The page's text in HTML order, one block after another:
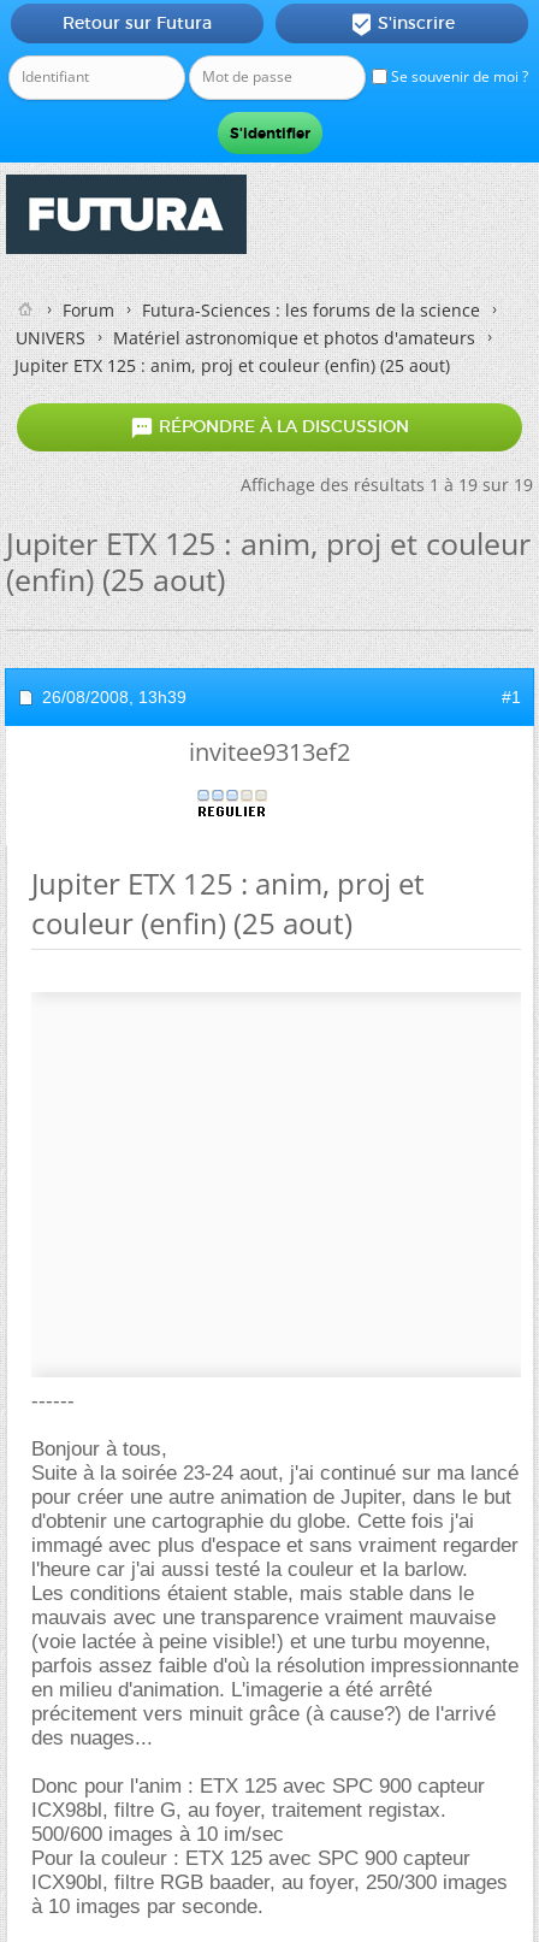
Se souvenir de moi ?
Retour sur Futura  S'inscrire
Forum
Futura-Sciences : les forums de la science
UNIVERS
Matériel astronomique et photos d'amateurs
Jupiter ETX 125 : anim, proj et couleur (enfin) (25 aout)
 RÉPONDRE À LA DISCUSSION
Affichage des résultats 1 à 19 sur 19
Jupiter ETX 125 : anim, proj et couleur
(enfin) (25 aout)
26/08/2008, 13h39 #1
invitee9313ef2
Jupiter ETX 125 : anim, proj et
couleur (enfin) (25 aout)
------
Bonjour à tous,
Suite à la soirée 23-24 aout, j'ai continué sur ma lancé
pour créer une autre animation de Jupiter, dans le but
d'obtenir une cartographie du globe. Cette fois j'ai
immagé avec plus d'espace et sans vraiment regarder
l'heure car j'ai aussi testé la couleur et la barlow.
Les conditions étaient stable, mais stable dans le
mauvais avec une transparence vraiment mauvaise
(voie lactée à peine visible!) et une turbu moyenne,
parfois assez faible d'où la résolution impressionnante
en milieu d'animation. L'imagerie a été arrêté
précitement vers minuit grâce (à cause?) de l'arrivé
des nuages...
Donc pour l'anim : ETX 125 avec SPC 900 capteur
ICX98bl, filtre G, au foyer, traitement registax.
500/600 images à 10 im/sec
Pour la couleur : ETX 125 avec SPC 900 capteur
ICX90bl, filtre RGB baader, au foyer, 250/300 images
à 10 images par seconde.